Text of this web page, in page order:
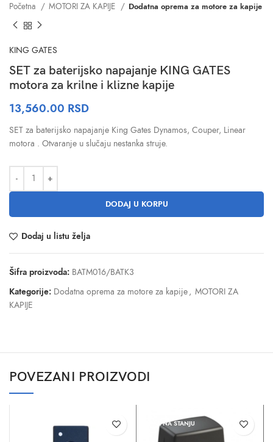
Početna MOTORI ZA KAPIJE Dodatna oprema za motore za kapije
KING GATES
SET za baterijsko napajanje KING GATES
motora za krilne i klizne kapije
13,560.00 RSD
SET za baterijsko napajanje King Gates Dynamos, Couper, Linear
motora . Otvaranje u slučaju nestanka struje.
DODAJ U KORPU
Dodaj u listu želja
Šifra proizvoda: BATM016/BATK3
Kategorije: Dodatna oprema za motore za kapije, MOTORI ZA
KAPIJE
POVEZANI PROIZVODI
NEMA NA STANJU